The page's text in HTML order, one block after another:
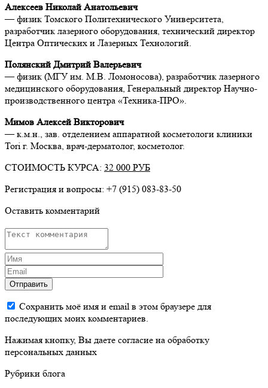
Алексеев Николай Анатольевич
— физик Томского Политехнического Университета,
разработчик лазерного оборудования, технический директор
Центра Оптических и Лазерных Технологий.
Полянский Дмитрий Валерьевич
— физик (МГУ им. М.В. Ломоносова), разработчик лазерного
медицинского оборудования, Генеральный директор Научно-
производственного центра «Техника-ПРО».
Мимов Алексей Викторович
— к.м.н., зав. отделением аппаратной косметологи клиники
Tori г. Москва, врач-дерматолог, косметолог.
СТОИМОСТЬ КУРСА: 32 000 РУБ
Регистрация и вопросы: +7 (915) 083-83-50
Оставить комментарий
Отправить
Сохранить моё имя и email в этом браузере для
последующих моих комментариев.
Нажимая кнопку, Вы даете согласие на обработку
персональных данных
Рубрики блога